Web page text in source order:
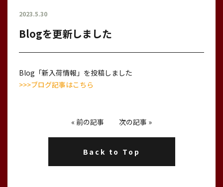
2023.5.30
Blogを更新しました
Blog「新入荷情報」を投稿しました
>>>ブログ記事はこちら
« 前の記事 次の記事 »
Back to Top